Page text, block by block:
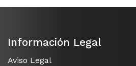
Información Legal
Aviso Legal